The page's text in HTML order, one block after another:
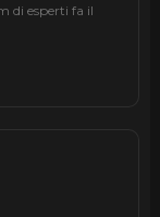
di esperti fa il